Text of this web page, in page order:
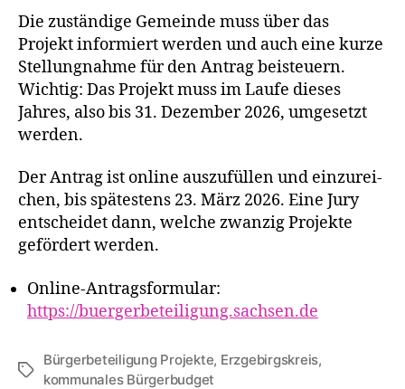
Die zustän­di­ge Gemeinde muss über das
Projekt infor­miert wer­den und auch eine kur­ze
Stellungnahme für den Antrag bei­steu­ern.
Wichtig: Das Projekt muss im Laufe die­ses
Jahres, also bis 31. Dezember 2026, umge­setzt
werden.
Der Antrag ist online aus­zu­fül­len und ein­zu­rei­
chen, bis spä­tes­tens 23. März 2026. Eine Jury
ent­schei­det dann, wel­che zwan­zig Projekte
geför­dert werden.
Online-Antragsformular:
https://buergerbeteiligung.sachsen.de
Schlagwörter
Bürgerbeteiligung Projekte, Erzgebirgskreis,
kommunales Bürgerbudget